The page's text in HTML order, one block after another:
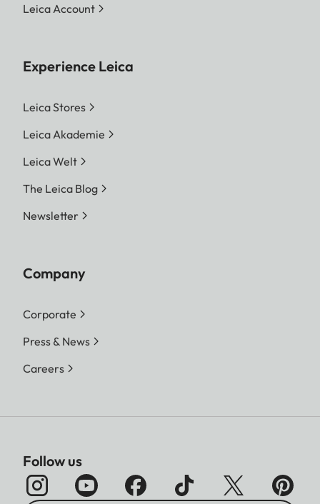
Leica Account
Experience Leica
Leica Stores
Leica Akademie
Leica Welt
The Leica Blog
Newsletter
Company
Corporate
Press & News
Careers
Follow us